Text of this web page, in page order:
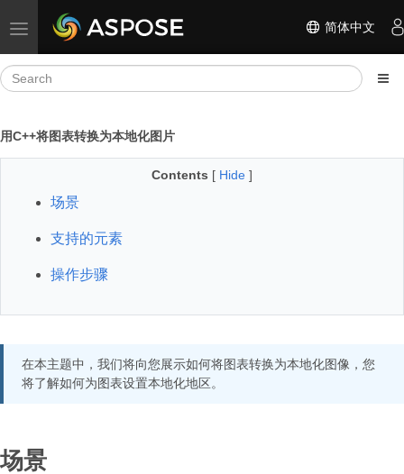
Toggle navigation 简体中文
用C++将图表转换为本地化图片
Contents [ Hide ]
场景
支持的元素
操作步骤
在本主题中，我们将向您展示如何将图表转换为本地化图像，您
将了解如何为图表设置本地化地区。
场景